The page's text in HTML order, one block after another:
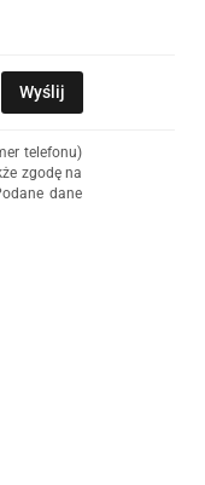
Wyślij
telefonu)
zgodę na
dane